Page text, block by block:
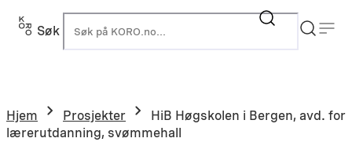
Hopp
Søk
Hjem Prosjekter
HiB Høgskolen i Bergen, avd. for
lærerutdanning, svømmehall